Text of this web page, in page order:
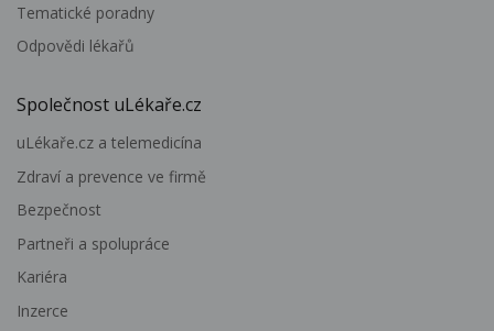
Tematické poradny
Odpovědi lékařů
Společnost uLékaře.cz
uLékaře.cz a telemedicína
Zdraví a prevence ve firmě
Bezpečnost
Partneři a spolupráce
Kariéra
Inzerce